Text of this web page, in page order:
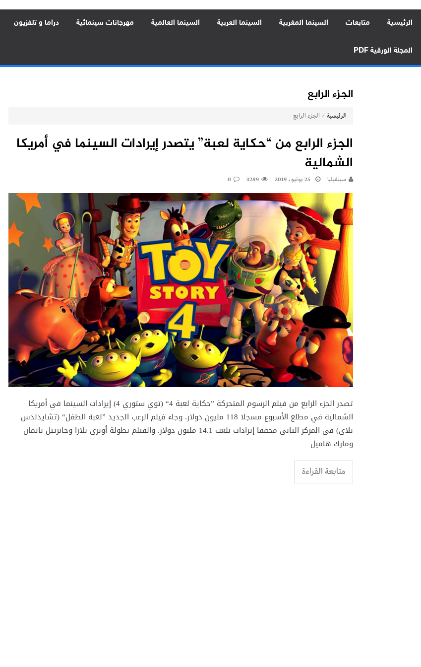
الرئيسية متابعات السينما المغربية السينما العربية السينما العالمية مهرجانات سينمائية دراما و تلفزيون
المجلة الورقية PDF
الجزء الرابع
الرئيسية ⁄ الجزء الرابع
الجزء الرابع من “حكاية لعبة” يتصدر إيرادات السينما في أمريكا
الشمالية
سينفيليا 25 يونيو، 2019 3289
0
تصدر الجزء الرابع من فيلم الرسوم المتحركة ”حكاية لعبة 4“ (توي ستوري 4) إيرادات السينما في أمريكا
الشمالية في مطلع الأسبوع مسجلا 118 مليون دولار. وجاء فيلم الرعب الجديد ”لعبة الطفل“ (تشايدلدس
بلاي) في المركز الثاني محققا إيرادات بلغت 14.1 مليون دولار. والفيلم بطولة أوبري بلازا وجابرييل باتمان
ومارك هاميل
متابعة القراءة